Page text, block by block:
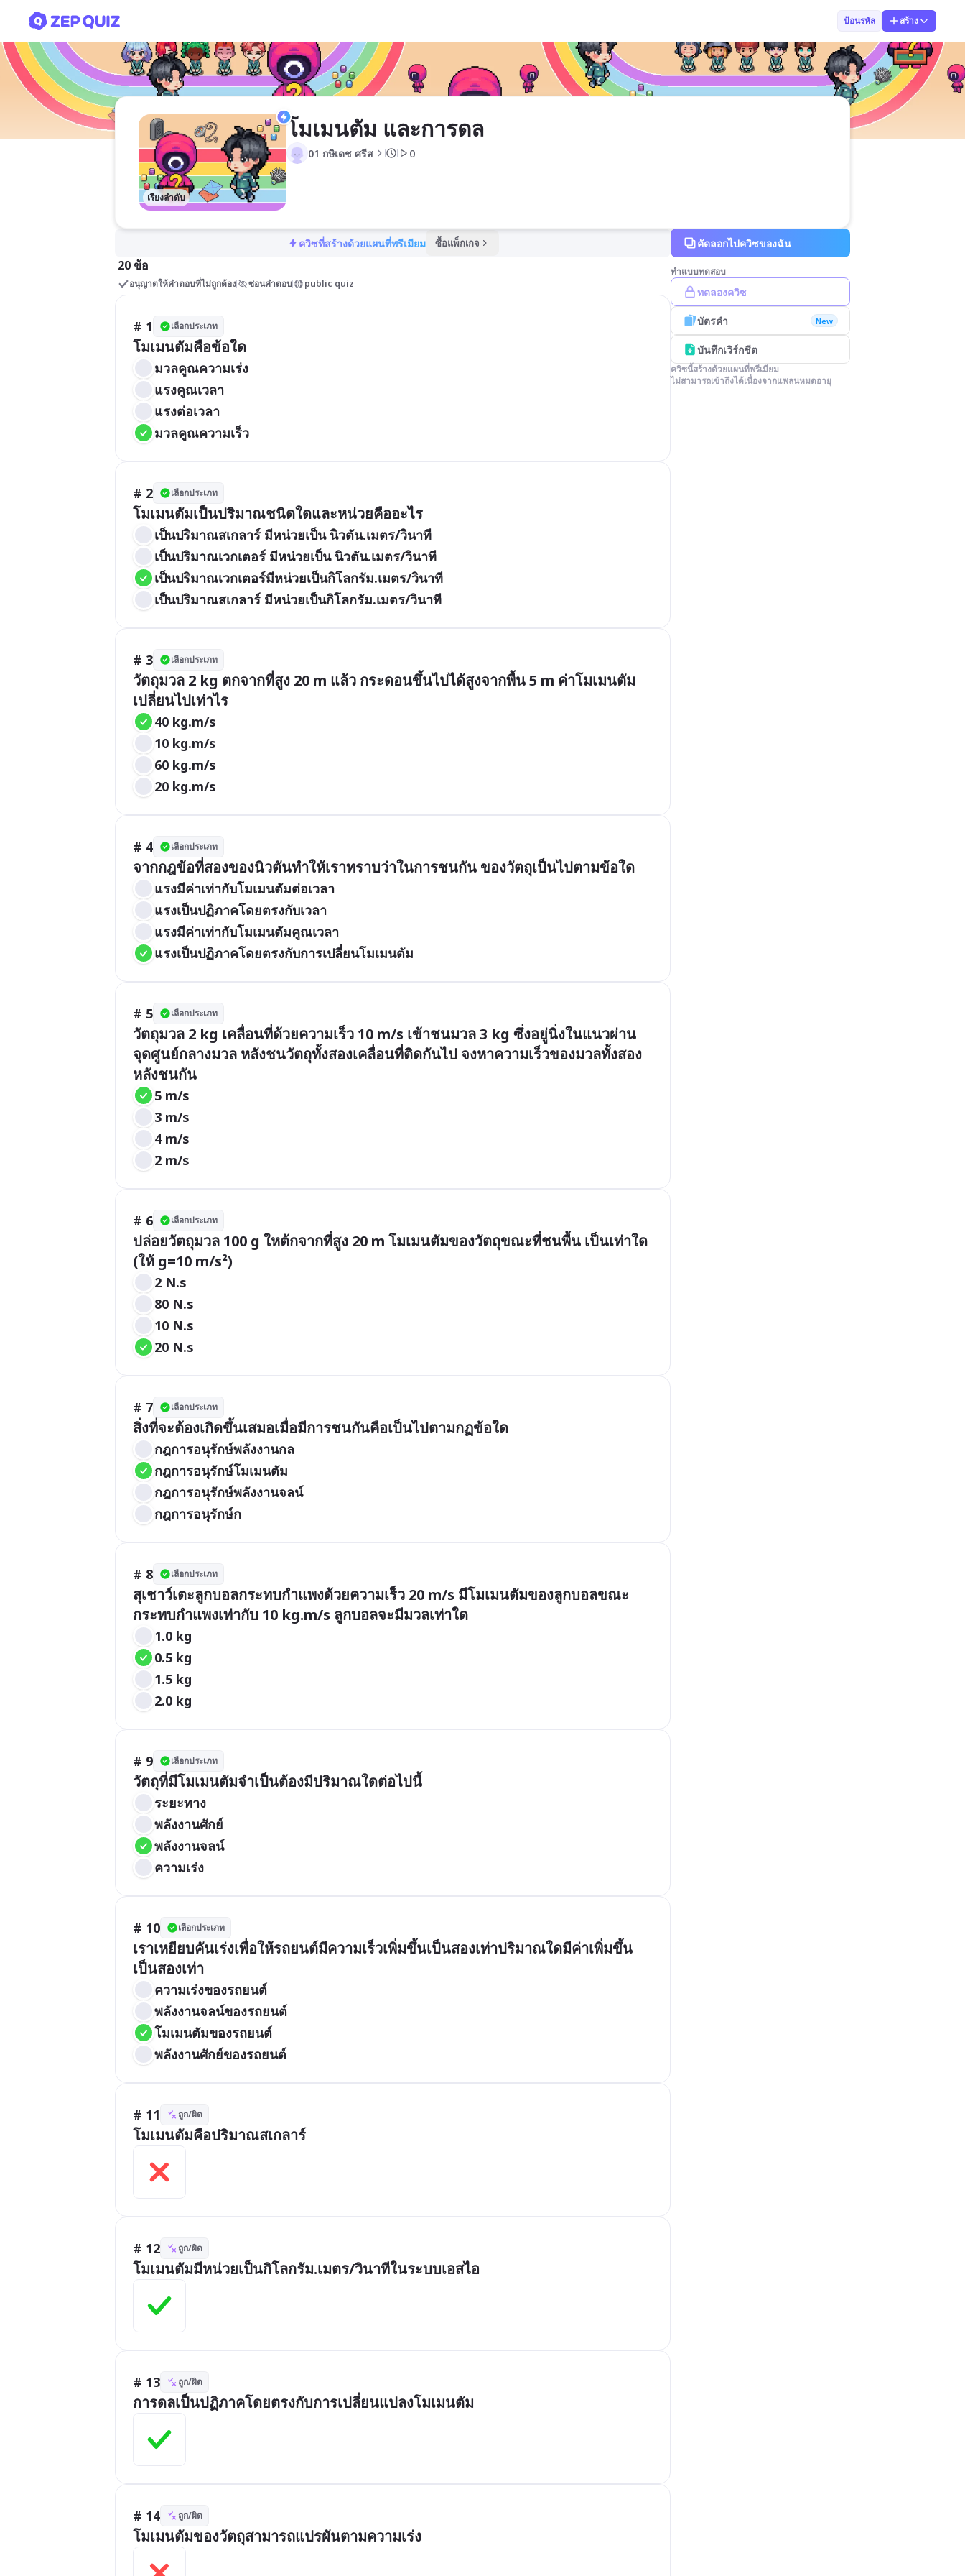
ป้อนรหัส สร้าง
เรียงลำดับ
โมเมนตัม และการดล
01 กษิเดช ศรีส 0
ควิซที่สร้างด้วยแผนที่พรีเมียม ซื้อแพ็กเกจ
20 ข้อ
อนุญาตให้คำตอบที่ไม่ถูกต้อง ซ่อนคำตอบ public quiz
# 1 เลือกประเภท
โมเมนตัมคือข้อใด
มวลคูณความเร่ง
แรงคูณเวลา
แรงต่อเวลา
มวลคูณความเร็ว
# 2 เลือกประเภท
โมเมนตัมเป็นปริมาณชนิดใดและหน่วยคืออะไร
เป็นปริมาณสเกลาร์ มีหน่วยเป็น นิวตัน.เมตร/วินาที
เป็นปริมาณเวกเตอร์ มีหน่วยเป็น นิวตัน.เมตร/วินาที
เป็นปริมาณเวกเตอร์มีหน่วยเป็นกิโลกรัม.เมตร/วินาที
เป็นปริมาณสเกลาร์ มีหน่วยเป็นกิโลกรัม.เมตร/วินาที
# 3 เลือกประเภท
วัตถุมวล 2 kg ตกจากที่สูง 20 m แล้ว กระดอนขึ้นไปได้สูงจากพื้น 5 m ค่าโมเมนตัม
เปลี่ยนไปเท่าไร
40 kg.m/s
10 kg.m/s
60 kg.m/s
20 kg.m/s
# 4 เลือกประเภท
จากกฎข้อที่สองของนิวตันทำให้เราทราบว่าในการชนกัน ของวัตถุเป็นไปตามข้อใด
แรงมีค่าเท่ากับโมเมนตัมต่อเวลา
แรงเป็นปฏิภาคโดยตรงกับเวลา
แรงมีค่าเท่ากับโมเมนตัมคูณเวลา
แรงเป็นปฏิภาคโดยตรงกับการเปลี่ยนโมเมนตัม
# 5 เลือกประเภท
วัตถุมวล 2 kg เคลื่อนที่ด้วยความเร็ว 10 m/s เข้าชนมวล 3 kg ซึ่งอยู่นิ่งในแนวผ่าน
จุดศูนย์กลางมวล หลังชนวัตถุทั้งสองเคลื่อนที่ติดกันไป จงหาความเร็วของมวลทั้งสอง
หลังชนกัน
5 m/s
3 m/s
4 m/s
2 m/s
# 6 เลือกประเภท
ปล่อยวัตถุมวล 100 g ใหต้กจากที่สูง 20 m โมเมนตัมของวัตถุขณะที่ชนพื้น เป็นเท่าใด
(ให้ g=10 m/s²)
2 N.s
80 N.s
10 N.s
20 N.s
# 7 เลือกประเภท
สิ่งที่จะต้องเกิดขึ้นเสมอเมื่อมีการชนกันคือเป็นไปตามกฏข้อใด
กฎการอนุรักษ์พลังงานกล
กฎการอนุรักษ์โมเมนตัม
กฎการอนุรักษ์พลังงานจลน์
กฎการอนุรักษ์ก
# 8 เลือกประเภท
สุเชาว์เตะลูกบอลกระทบกำแพงด้วยความเร็ว 20 m/s มีโมเมนตัมของลูกบอลขณะ
กระทบกำแพงเท่ากับ 10 kg.m/s ลูกบอลจะมีมวลเท่าใด
1.0 kg
0.5 kg
1.5 kg
2.0 kg
# 9 เลือกประเภท
วัตถุที่มีโมเมนตัมจำเป็นต้องมีปริมาณใดต่อไปนี้
ระยะทาง
พลังงานศักย์
พลังงานจลน์
ความเร่ง
# 10 เลือกประเภท
เราเหยียบคันเร่งเพื่อให้รถยนต์มีความเร็วเพิ่มขึ้นเป็นสองเท่าปริมาณใดมีค่าเพิ่มขึ้น
เป็นสองเท่า
ความเร่งของรถยนต์
พลังงานจลน์ของรถยนต์
โมเมนตัมของรถยนต์
พลังงานศักย์ของรถยนต์
# 11 ถูก/ผิด
โมเมนตัมคือปริมาณสเกลาร์
# 12 ถูก/ผิด
โมเมนตัมมีหน่วยเป็นกิโลกรัม.เมตร/วินาทีในระบบเอสไอ
# 13 ถูก/ผิด
การดลเป็นปฏิภาคโดยตรงกับการเปลี่ยนแปลงโมเมนตัม
# 14 ถูก/ผิด
โมเมนตัมของวัตถุสามารถแปรผันตามความเร่ง
คัดลอกไปควิซของฉัน
ทำแบบทดสอบ
ทดลองควิซ
บัตรคำ New
บันทึกเวิร์กชีต
ควิซนี้สร้างด้วยแผนที่พรีเมียม
ไม่สามารถเข้าถึงได้เนื่องจากแพลนหมดอายุ